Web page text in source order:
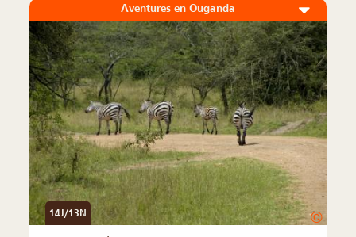
Aventures en Ouganda
14J/13N ©